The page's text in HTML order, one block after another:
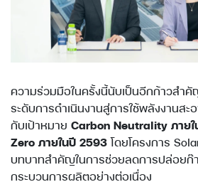
ความร่วมมือในครั้งนี้นับเป็นอีกก้าวสำคั
ระดับการดำเนินงานสู่การใช้พลังงานส
กับเป้าหมาย Carbon Neutrality ภาย
Zero ภายในปี 2593โดยโครงการ
บทบาทสำคัญในการช่วยลดการปล่อยก๊า
กระบวนการผลิตอย่างต่อเนื่อง